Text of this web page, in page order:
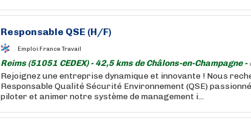
Responsable QSE (H/F)
Emploi France Travail
Reims (51051 CEDEX) - 42,5 kms de Châlons-en-Champagne -
Rejoignez une entreprise dynamique et innovante ! Nous
Responsable Qualité Sécurité Environnement (QSE)
piloter et animer notre système de management i...